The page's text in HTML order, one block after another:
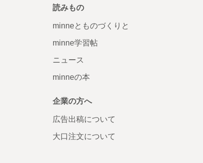
読みもの
minneとものづくりと
minne学習帖
ニュース
minneの本
企業の方へ
広告出稿について
大口注文について